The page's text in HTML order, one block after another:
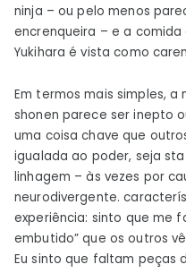
ninja – ou pelo menos
encrenqueira – e a
Yukihara é vista como
Em termos mais simples,
shonen parece ser inepto
uma coisa chave que
igualada ao poder, seja
linhagem – às vezes por
neurodivergente.
experiência: sinto que me
embutido” que os outros
Eu sinto que faltam peças